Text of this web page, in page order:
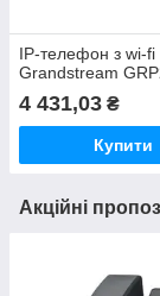
IP-телефон з wi-fi
Grandstream
4 431,03 ₴
Купити
Акційні